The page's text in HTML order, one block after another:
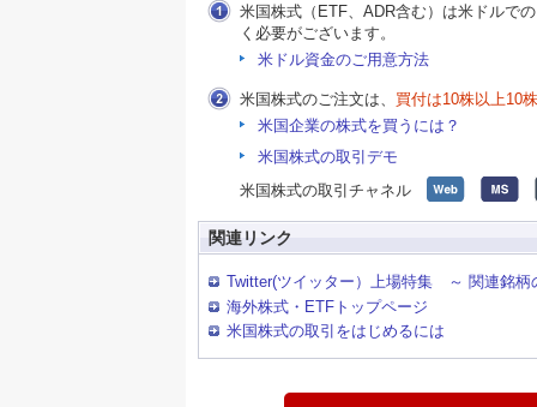
米国株式（ETF、ADR含む）は米ドルで
く必要がございます。
米ドル資金のご用意方法
米国株式のご注文は、 買付は10株以上10
米国企業の株式を買うには？
米国株式の取引デモ
米国株式の取引チャネル
関連リンク
Twitter(ツイッター）上場特集 ～ 関連銘柄
海外株式・ETFトップページ
米国株式の取引をはじめるには